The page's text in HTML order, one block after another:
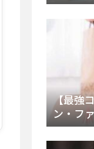
すすめ
【最強
ン・フ
は？今
徹底調